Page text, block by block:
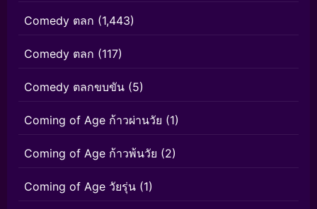
Comedy ตลก (1,443)
Comedy ตลก (117)
Comedy ตลกขบขัน (5)
Coming of Age ก้าวผ่านวัย (1)
Coming of Age ก้าวพ้นวัย (2)
Coming of Age วัยรุ่น (1)